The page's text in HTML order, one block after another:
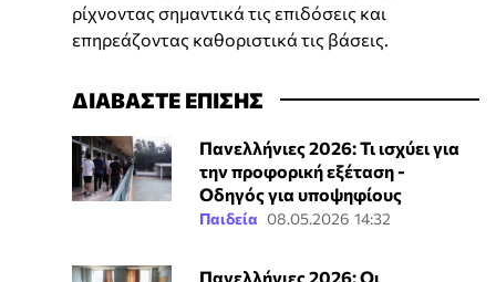
ρίχνοντας σημαντικά τις επιδόσεις και
επηρεάζοντας καθοριστικά τις βάσεις.
ΔΙΑΒΑΣΤΕ ΕΠΙΣΗΣ
Πανελλήνιες 2026: Τι ισχύει για
την προφορική εξέταση -
Οδηγός για υποψηφίους
Παιδεία 08.05.2026 14:32
Πανελλήνιες 2026: Οι